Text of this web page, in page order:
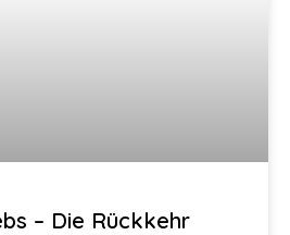
– Die Rückkehr